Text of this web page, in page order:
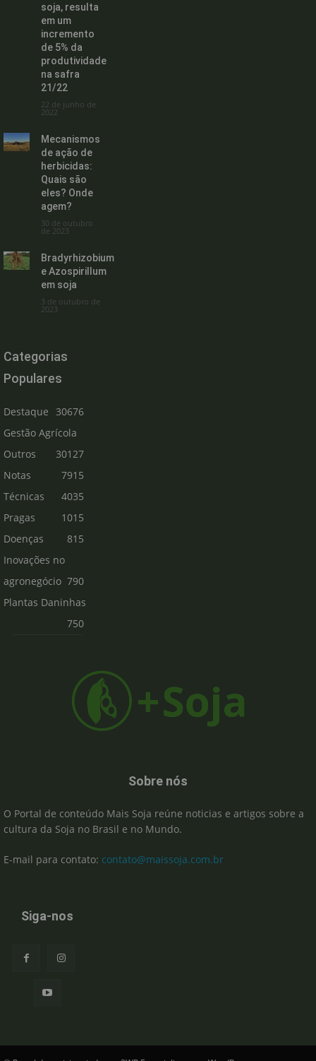
soja, resulta
em um
incremento
de 5% da
produtividade
na safra
21/22
22 de junho de
2022
Mecanismos
de ação de
herbicidas:
Quais são
eles? Onde
agem?
30 de outubro
de 2023
Bradyrhizobium
e Azospirillum
em soja
3 de outubro de
2023
Categorias
Populares
Destaque
30676
Gestão Agrícola
30127
Outros
7915
Notas
Técnicas
4035
Pragas
1015
Doenças
815
Inovações no
agronegócio 790
Plantas Daninhas
750
Sobre nós
O Portal de conteúdo Mais Soja reúne noticias e artigos sobre a
cultura da Soja no Brasil e no Mundo.
E-mail para contato: contato@maissoja.com.br
Siga-nos